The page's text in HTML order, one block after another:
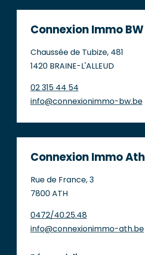
Connexion Immo BW
Chaussée de Tubize, 481
1420 BRAINE-L'ALLEUD
02 315 44 54
info@connexionimmo-bw.be
Connexion Immo Ath
Rue de France, 3
7800 ATH
0472/40.25.48
info@connexionimmo-ath.be